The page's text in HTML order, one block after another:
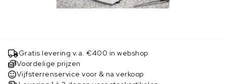
Gratis levering v.a. €400 in webshop
Voordelige prijzen
Vijfsterrenservice voor & na verkoop